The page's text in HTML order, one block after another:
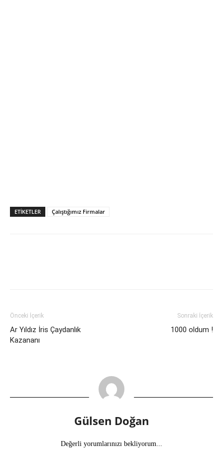
ETIKETLER Çalıştığımız Firmalar
Önceki İçerik
Ar Yıldız İris Çaydanlık
Kazananı
Sonraki İçerik
1000 oldum !
Gülsen Doğan
Değerli yorumlarınızı bekliyorum...